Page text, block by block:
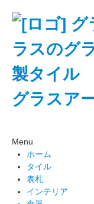
ラスのグ
製タイル
グラスア
Menu
ホーム
タイル
表札
インテリア